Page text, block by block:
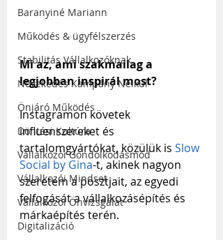
Baranyiné Mariann
Működés & ügyfélszerzés
Stabilitás Vállalkozóknak
Növekedés Kampány Nélkül
Önjáró Működés
Döntési Kultúra
Vállalkozói Gondolkodásmód
Vállalkozói Mindset
Vállalkozói Önvizsgálat
Digitalizáció
Mi az, ami szakmailag a
legjobban inspirál most?
Instagramon követek
influenszereket és
tartalomgyártókat, közülük is Slow
Social by Gina-t, akinek nagyon
szeretem a posztjait, az egyedi
felfogását a vállalkozásépítés és
márkaépítés terén.